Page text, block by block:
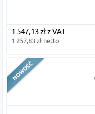
1 547,13 zł z VAT
1 257,83 zł netto